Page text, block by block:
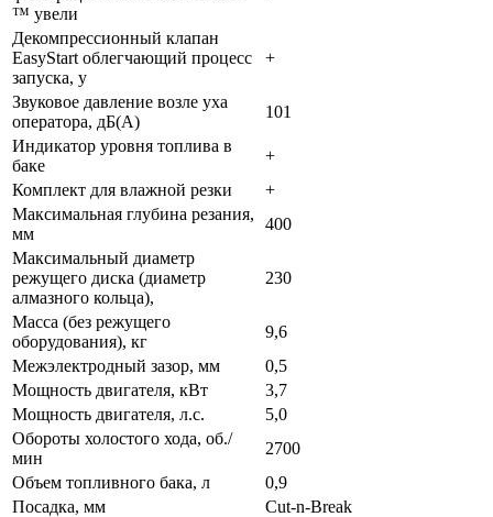
™ увели
Декомпрессионный клапан
EasyStart облегчающий процесс
запуска, у
+
Звуковое давление возле уха
оператора, дБ(А)
101
Индикатор уровня топлива в
баке
+
Комплект для влажной резки
+
Максимальная глубина резания,
мм
400
Максимальный диаметр
режущего диска (диаметр
алмазного кольца),
230
Масса (без режущего
оборудования), кг
9,6
Межэлектродный зазор, мм
0,5
Мощность двигателя, кВт
3,7
Мощность двигателя, л.с.
5,0
Обороты холостого хода, об./
мин
2700
Объем топливного бака, л
0,9
Посадка, мм
Cut-n-Break